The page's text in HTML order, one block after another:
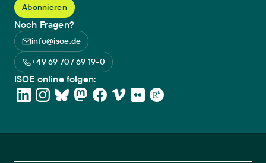
Noch Fragen?
info@isoe.de
+49 69 707 69 19-0
ISOE online folgen: